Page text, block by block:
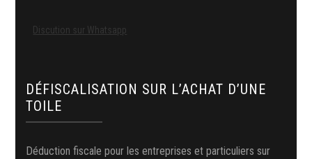
Discution sur Whatsapp
DÉFISCALISATION SUR L’ACHAT D’UNE
TOILE
Déduction fiscale pour les entreprises et particuliers sur